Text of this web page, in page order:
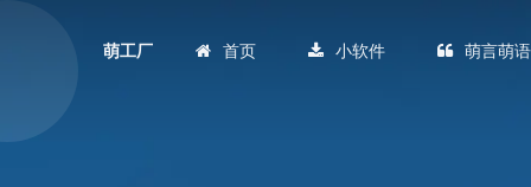
萌工厂 首页 小软件 萌言萌语